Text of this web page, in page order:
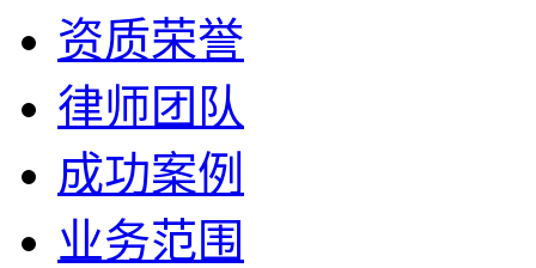
资质荣誉
律师团队
成功案例
业务范围